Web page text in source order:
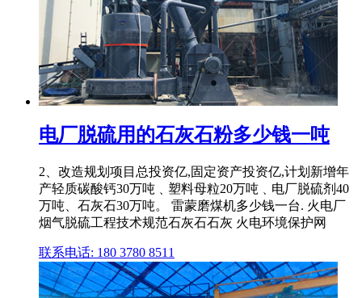
电厂脱硫用的石灰石粉多少钱一吨
2、改造规划项目总投资亿,固定资产投资亿,计划新增年
产轻质碳酸钙30万吨﹑塑料母粒20万吨﹑电厂脱硫剂40
万吨、石灰石30万吨。 雷蒙磨煤机多少钱一台. 火电厂
烟气脱硫工程技术规范石灰石石灰 火电环境保护网
联系电话: 180 3780 8511